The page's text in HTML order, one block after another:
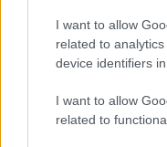
I want to allow
related to
device identifiers in
I want to allow
related to
büntetőügyében,
ez csak az egyik botrány
több otthoni kútból fogy